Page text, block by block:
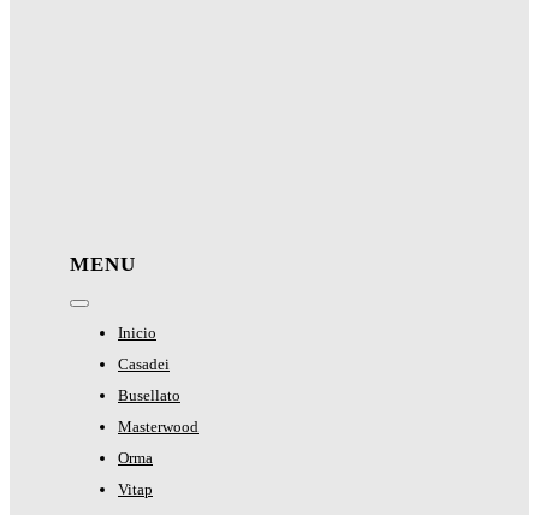
MENU
Toggle
Navigation
Inicio
Casadei
Busellato
Masterwood
Orma
Vitap